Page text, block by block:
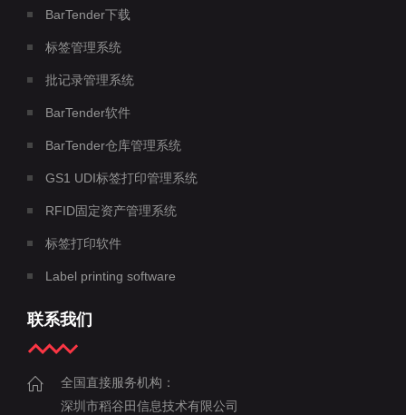
BarTender下载
标签管理系统
批记录管理系统
BarTender软件
BarTender仓库管理系统
GS1 UDI标签打印管理系统
RFID固定资产管理系统
标签打印软件
Label printing software
联系我们
全国直接服务机构：
深圳市稻谷田信息技术有限公司